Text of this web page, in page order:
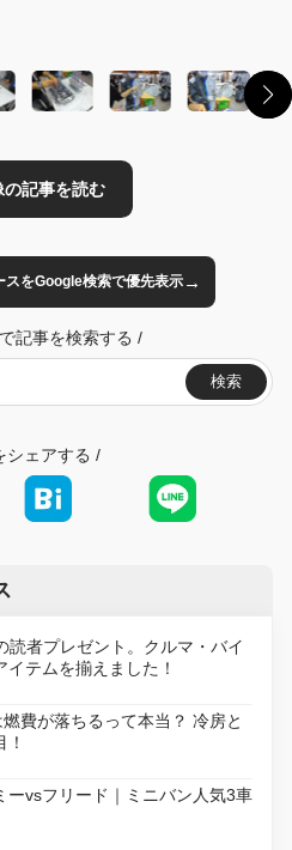
スをGoogle検索で優先表示→
記事を検索する /
検索
シェアする /
読者プレゼント。クルマ・バイ
テムを揃えました！
燃費が落ちるって本当？ 冷房と
ーvsフリード｜ミニバン人気3車